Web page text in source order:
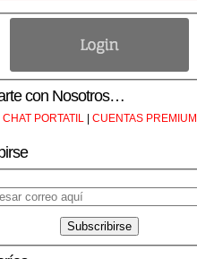
con Nosotros…
CHAT PORTATIL | CUENTAS PREMIUM